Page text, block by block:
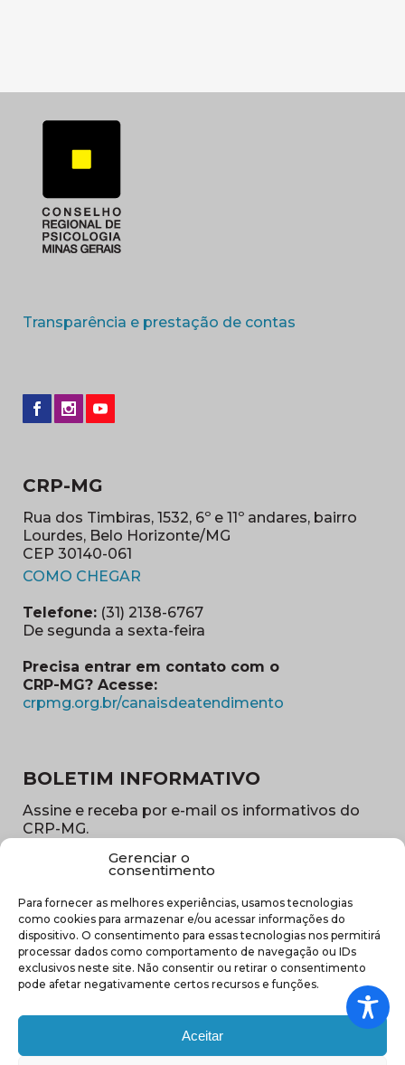
Gerenciar o
consentimento
Para fornecer as melhores experiências, usamos tecnologias
como cookies para armazenar e/ou acessar informações do
dispositivo. O consentimento para essas tecnologias nos permitirá
processar dados como comportamento de navegação ou IDs
exclusivos neste site. Não consentir ou retirar o consentimento
pode afetar negativamente certos recursos e funções.
Aceitar
Transparência e prestação de contas
CRP-MG
Rua dos Timbiras, 1532, 6º e 11º andares, bairro
Lourdes, Belo Horizonte/MG
CEP 30140-061
COMO CHEGAR
Telefone: (31) 2138-6767
De segunda a sexta-feira
Precisa entrar em contato com o
CRP-MG? Acesse:
crpmg.org.br/canaisdeatendimento
BOLETIM INFORMATIVO
Assine e receba por e-mail os informativos do
CRP-MG.
E-
mail
(obrigatório)
Sub
região